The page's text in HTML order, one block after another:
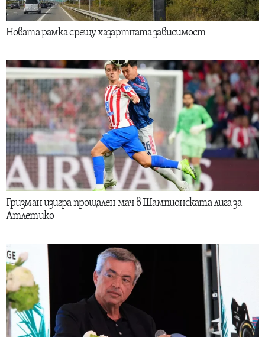
Новата рамка срещу хазартната зависимост
Гризман изигра прощален мач в Шампионската лига за
Атлетико